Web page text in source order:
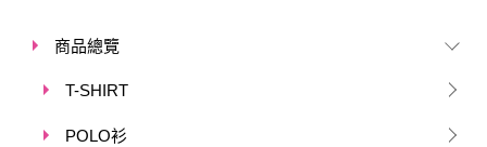
商品總覽
T-SHIRT
POLO衫